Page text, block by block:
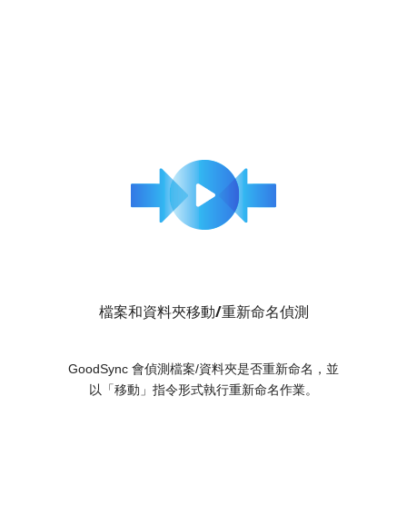
檔案和資料夾移動/重新命名偵測
GoodSync 會偵測檔案/資料夾是否重新命名，並
以「移動」指令形式執行重新命名作業。